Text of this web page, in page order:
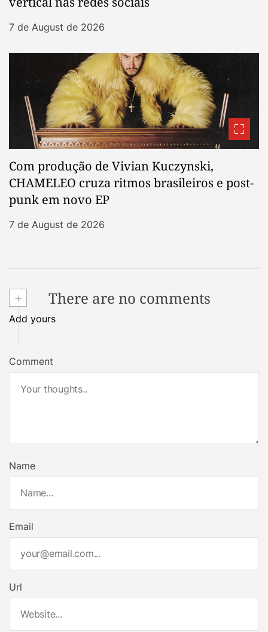
7 de August de 2026
Com produção de Vivian Kuczynski,
CHAMELEO cruza ritmos brasileiros e post-
punk em novo EP
7 de August de 2026
+ There are no comments
Add yours
Comment
Name
Email
Url